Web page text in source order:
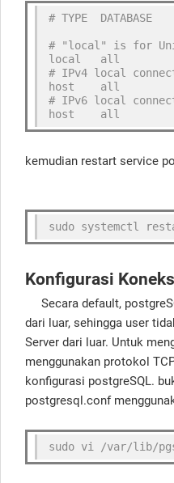
# TYPE
# "local" is for
local   all
# IPv4 local
host    all
# IPv6 local
host    all
kemudian restart service
sudo systemctl
Konfigurasi
Secara default,
dari luar, sehingga user
Server dari luar. Untuk
menggunakan protokol
konfigurasi postgreSQL.
postgresql.conf
sudo vi /var/lib/